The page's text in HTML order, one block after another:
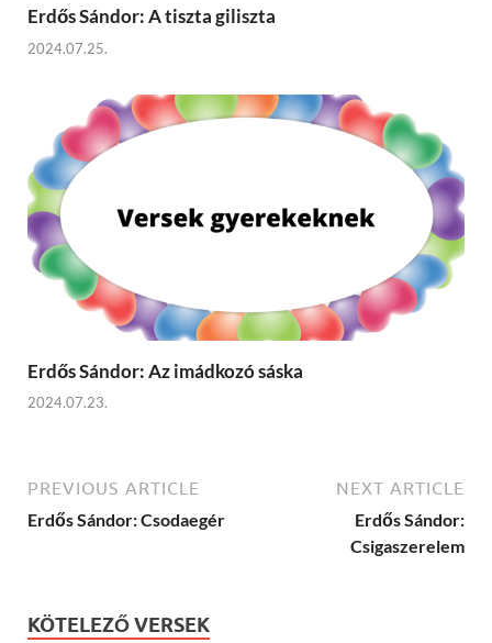
Erdős Sándor: A tiszta giliszta
2024.07.25.
Erdős Sándor: Az imádkozó sáska
2024.07.23.
PREVIOUS ARTICLE
Erdős Sándor: Csodaegér
NEXT ARTICLE
Erdős Sándor:
Csigaszerelem
KÖTELEZŐ VERSEK